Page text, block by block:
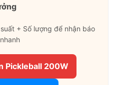
+ Số lượng để nhận báo
Pickleball 200W